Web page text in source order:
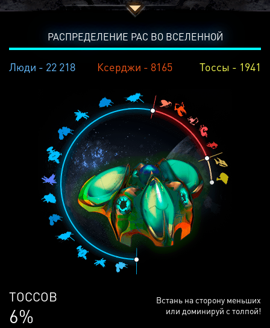
РАСПРЕДЕЛЕНИЕ РАС ВО ВСЕЛЕННОЙ
Люди - 22 218 Ксерджи - 8165 Тоссы - 1941
ЛЮДЕЙ
68%
Встань на сторону меньших
или доминируй с толпой!